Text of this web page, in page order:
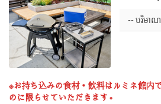
※お持ち込みの食材・飲料はルミネ館内
のに限らせていただきます。